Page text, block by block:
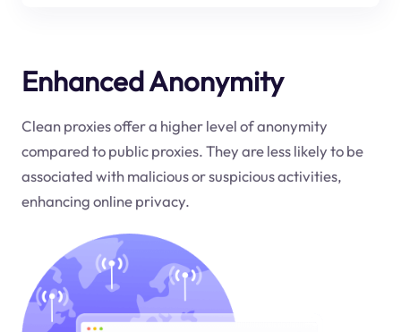
Enhanced Anonymity
Clean proxies offer a higher level of anonymity
compared to public proxies. They are less likely to be
associated with malicious or suspicious activities,
enhancing online privacy.